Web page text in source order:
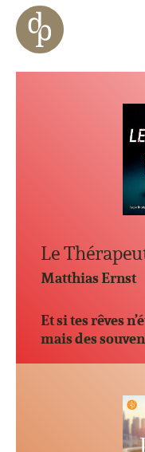
Aller au contenu
Aller à la navigation
Aller à la recherche sur
Le
Matthias Ernst
Et si tes rêves
mais des